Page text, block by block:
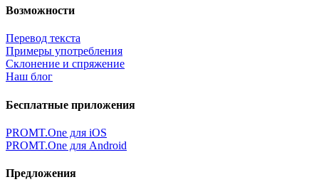
Возможности
Перевод текста
Примеры употребления
Склонение и спряжение
Наш блог
Бесплатные приложения
PROMT.One для iOS
PROMT.One для Android
Предложения